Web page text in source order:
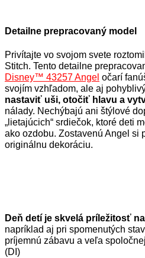
Detailne prepracovaný model
Privítajte vo svojom svete
Stitch. Tento detailne
Disney™ 43257 Angel očarí
svojím vzhľadom, ale aj
nastaviť uši, otočiť hlavu a
nálady. Nechýbajú ani štýlové
„lietajúcich“ srdiečok, ktoré deti
ako ozdobu. Zostavenú Angel si
originálnu dekoráciu.
Deň detí je skvelá príležitosť
napríklad aj pri spomenutých
príjemnú zábavu a veľa
(DI)